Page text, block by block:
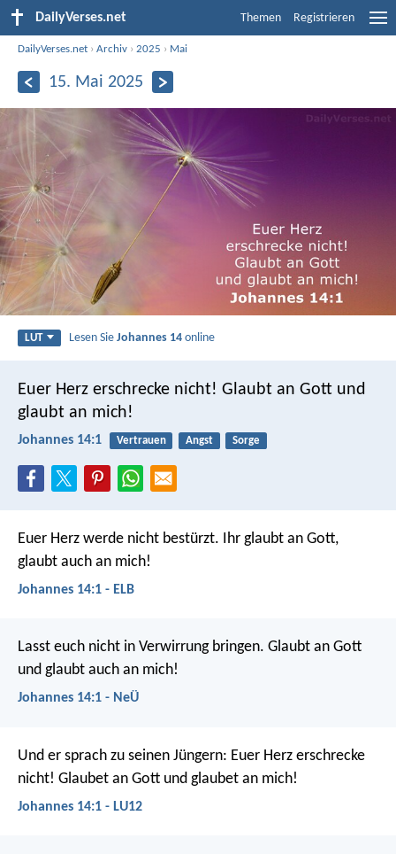
DailyVerses.net Themen Registrieren
DailyVerses.net ›Archiv ›2025 › Mai
15. Mai 2025
LUT Lesen SieJohannes 14 online
Euer Herz erschrecke nicht! Glaubt an Gott und
glaubt an mich!
Johannes 14:1 Vertrauen Angst Sorge
Euer Herz werde nicht bestürzt. Ihr glaubt an Gott,
glaubt auch an mich!
Johannes 14:1 - ELB
Lasst euch nicht in Verwirrung bringen. Glaubt an Gott
und glaubt auch an mich!
Johannes 14:1 - NeÜ
Und er sprach zu seinen Jüngern: Euer Herz erschrecke
nicht! Glaubet an Gott und glaubet an mich!
Johannes 14:1 - LU12